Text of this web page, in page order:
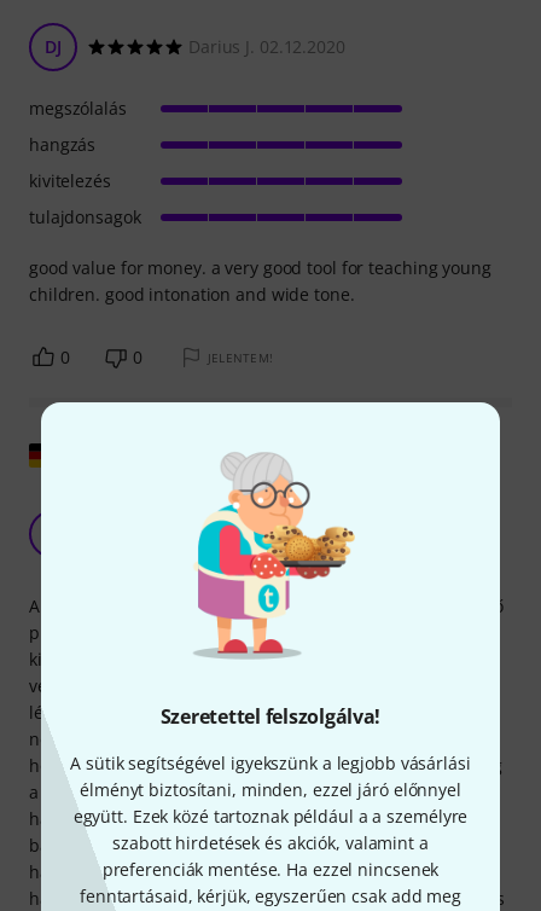
Szeretettel felszolgálva!
A sütik segítségével igyekszünk a legjobb vásárlási
élményt biztosítani, minden, ezzel járó előnnyel
együtt. Ezek közé tartoznak például a a személyre
szabott hirdetések és akciók, valamint a
preferenciák mentése. Ha ezzel nincsenek
fenntartásaid, kérjük, egyszerűen csak add meg
DJ Darius J. 02.12.2020
good value for money. a very good tool for teaching young
children. good intonation and wide tone.
megszólalás
hangzás
kivitelezés
tulajdonsagok
0 0 JELENTEM!
Eredeti megjelenítése
Egy erősen ajánlott gyermekhangszer
verhetetlen áron
Yonno 28.01.2015
A fiunk 7 évesen harsonázni szeretett volna tanulni. Az első
próbálkozásai egy hagyományos tenor harsonával gyorsan
kiderült, hogy a hangszer túl nehéz, és rossz testtartáshoz
vezetett. A második szeleppel ellátott junior harsona
lényegesen könnyebb, rövidebb és könnyebben fogható. A
negyedszeleppel ellentétben ennek a lenyomása nem
hosszabbítja meg a szelep útját, hanem lerövidíti. A C hang
a szokásos módon első pozícióban játszható. Magam is
harsonás vagyok, és különböző együttesekben és big
bandekben játszom. Nem szeretem a szelepes vagy alt
harsonán kezdeni, mert nehéz átállni egy hagyományos
harsonára. A második szeleppel ellátott harsonánál a váltás